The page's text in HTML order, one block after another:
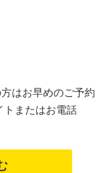
はお早めのご予約
トまたはお電話